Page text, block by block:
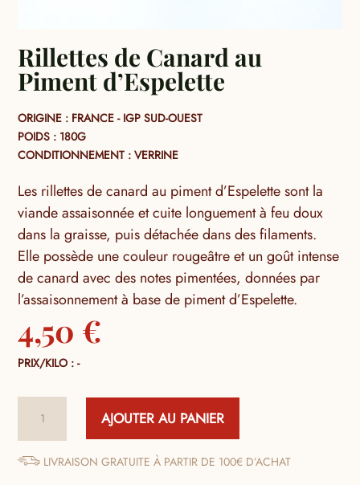
Rillettes de Canard au
Piment d’Espelette
ORIGINE : FRANCE - IGP SUD-OUEST
POIDS : 180G
CONDITIONNEMENT : VERRINE
Les rillettes de canard au piment d’Espelette sont la
viande assaisonnée et cuite longuement à feu doux
dans la graisse, puis détachée dans des filaments.
Elle possède une couleur rougeâtre et un goût intense
de canard avec des notes pimentées, données par
l’assaisonnement à base de piment d’Espelette.
4,50 €
PRIX/KILO : -
Rillettes
de
AJOUTER AU PANIER
LIVRAISON GRATUITE À PARTIR DE 100€ D’ACHAT